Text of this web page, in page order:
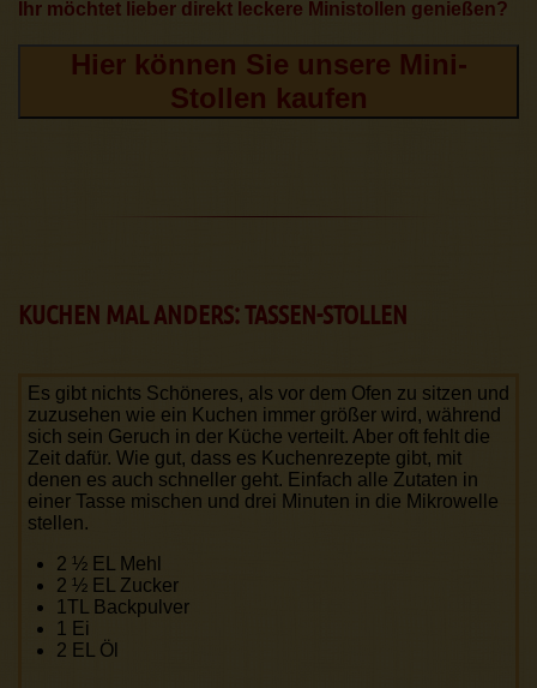
Ihr möchtet lieber direkt leckere Ministollen genießen?
Hier können Sie unsere Mini-
Stollen kaufen
KUCHEN MAL ANDERS: TASSEN-STOLLEN
Es gibt nichts Schöneres, als vor dem Ofen zu sitzen und
zuzusehen wie ein Kuchen immer größer wird, während
sich sein Geruch in der Küche verteilt. Aber oft fehlt die
Zeit dafür. Wie gut, dass es Kuchenrezepte gibt, mit
denen es auch schneller geht. Einfach alle Zutaten in
einer Tasse mischen und drei Minuten in die Mikrowelle
stellen.
2 ½ EL Mehl
2 ½ EL Zucker
1TL Backpulver
1 Ei
2 EL Öl